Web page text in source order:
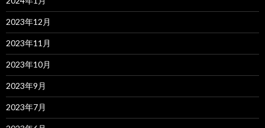
2023年12月
2023年11月
2023年10月
2023年9月
2023年7月